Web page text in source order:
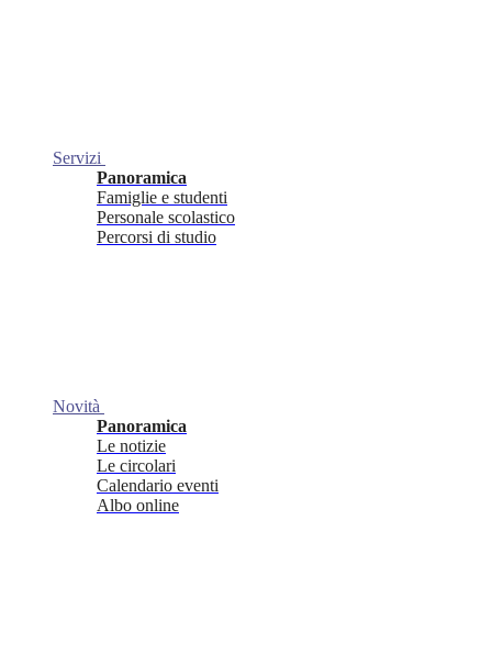
Servizi
Panoramica
Famiglie e studenti
Personale scolastico
Percorsi di studio
Novità
Panoramica
Le notizie
Le circolari
Calendario eventi
Albo online